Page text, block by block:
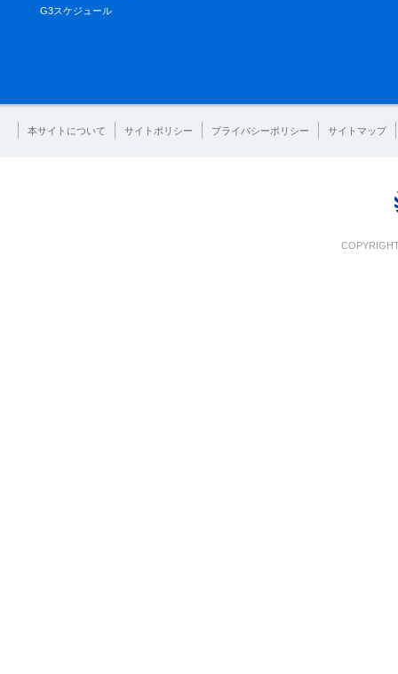
G3スケジュール
本サイトについて サイトポリシー プライバシーポリシー サイトマップ